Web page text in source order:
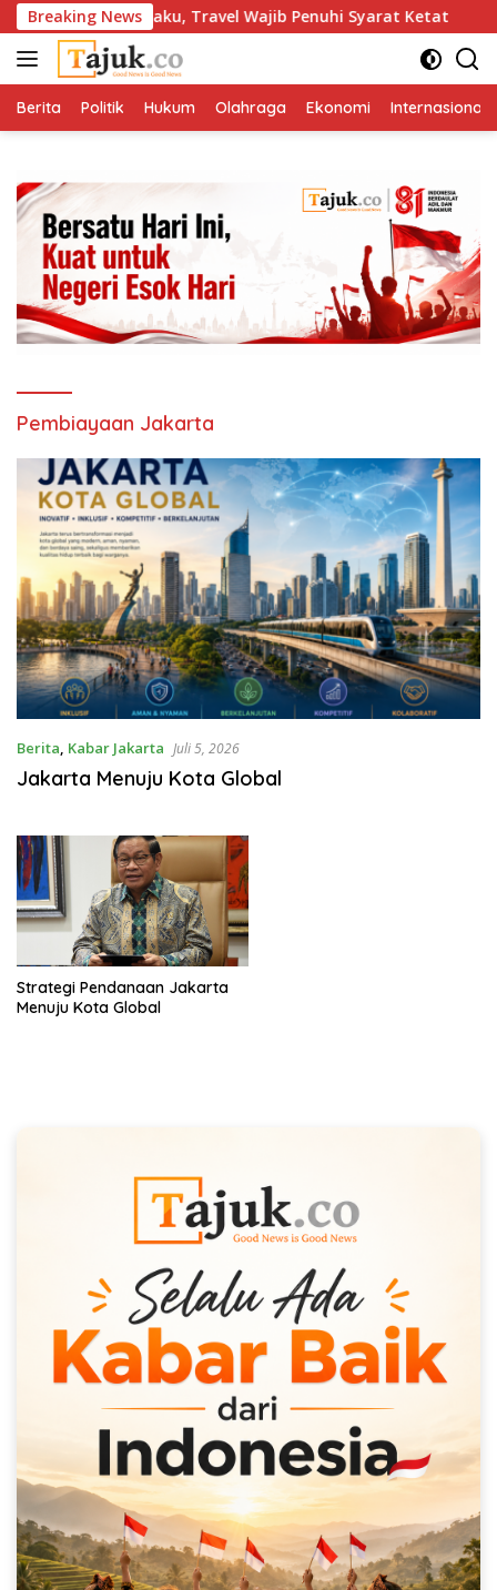
Langsung
ke
konten
Breaking News
Resmi Berlaku, Travel Wajib Penuhi Syarat Ketat
Berita Politik Hukum Olahraga Ekonomi Internasional
Pembiayaan Jakarta
Berita, Kabar Jakarta Juli 5, 2026
Jakarta Menuju Kota Global
Strategi Pendanaan Jakarta
Menuju Kota Global